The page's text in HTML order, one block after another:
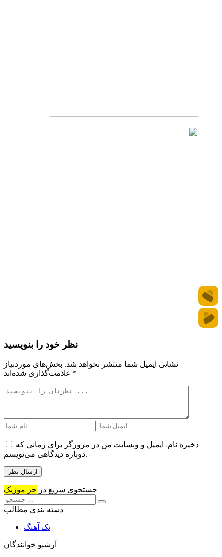
نظر خود را بنویسید
نشانی ایمیل شما منتشر نخواهد شد. بخش‌های موردنیاز
*
ذخیره نام، ایمیل و وبسایت من در مرورگر برای زمانی که
دوباره دیدگاهی می‌نویسم.
جستجوی سریع در جز موزیک
دسته بندی مطالب
تک آهنگ
آرشیو خوانندگان